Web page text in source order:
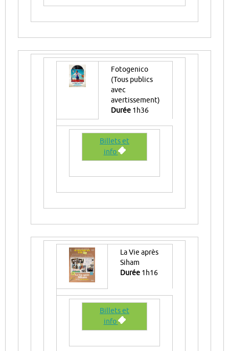
Fotogenico
(Tous publics
avec
avertissement)
Durée 1h36
Billets et
info
La Vie après
Siham
Durée 1h16
Billets et
info